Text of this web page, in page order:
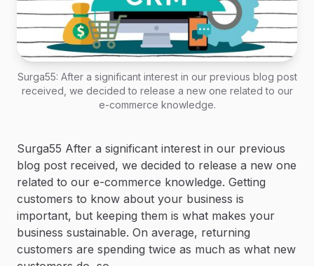
Surga55: After a significant interest in our previous blog post
received, we decided to release a new one related to our
e-commerce knowledge.
Surga55 After a significant interest in our previous
blog post received, we decided to release a new one
related to our e-commerce knowledge. Getting
customers to know about your business is
important, but keeping them is what makes your
business sustainable. On average, returning
customers are spending twice as much as what new